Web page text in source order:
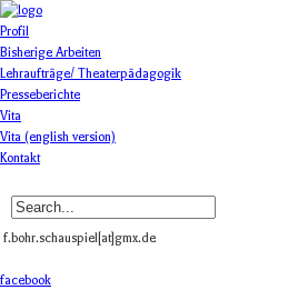
Profil
Bisherige Arbeiten
Lehraufträge/ Theaterpädagogik
Presseberichte
Vita
Vita (english version)
Kontakt
f.bohr.schauspiel[at]gmx.de
facebook